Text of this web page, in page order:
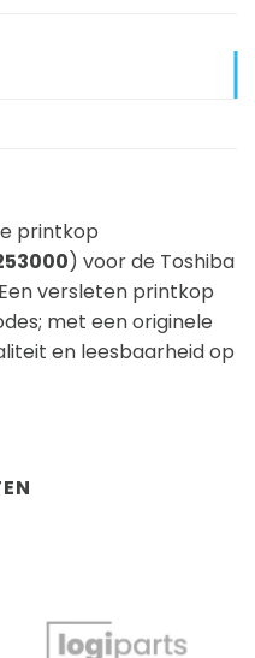
printkop
) voor de Toshiba
versleten printkop
met een originele
en leesbaarheid op